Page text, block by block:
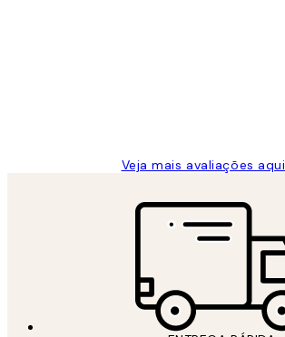
Veja mais avaliações aqui